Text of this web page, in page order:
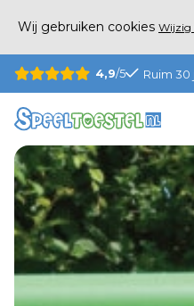
4,9/5 Ruim 30
Wij gebruiken cookies Wijzig